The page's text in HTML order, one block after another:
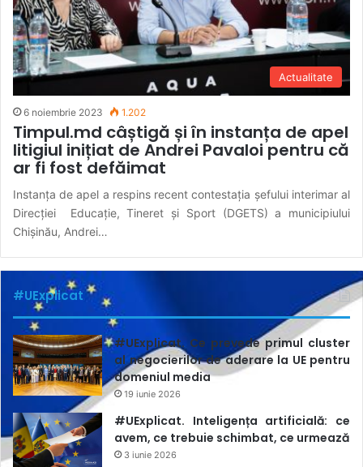
Actualitate
6 noiembrie 2023 1.202
Timpul.md câștigă și în instanța de apel
litigiul inițiat de Andrei Pavaloi pentru că
ar fi fost defăimat
Instanța de apel a respins recent contestația șefului interimar al
Direcției Educație, Tineret și Sport (DGETS) a municipiului
Chișinău, Andrei…
#UExplicat
#UExplicat. Ce prevede primul cluster
al negocierilor de aderare la UE pentru
domeniul media
19 iunie 2026
#UExplicat. Inteligența artificială: ce
avem, ce trebuie schimbat, ce urmează
3 iunie 2026